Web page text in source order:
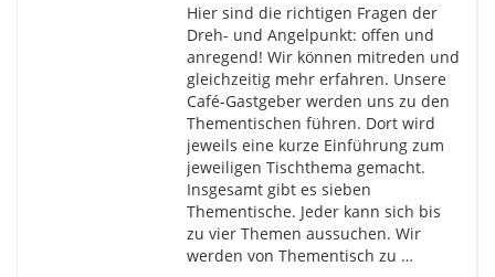
Hier sind die richtigen Fragen der
Dreh- und Angelpunkt: offen und
anregend! Wir können mitreden und
gleichzeitig mehr erfahren. Unsere
Café-Gastgeber werden uns zu den
Thementischen führen. Dort wird
jeweils eine kurze Einführung zum
jeweiligen Tischthema gemacht.
Insgesamt gibt es sieben
Thementische. Jeder kann sich bis
zu vier Themen aussuchen. Wir
werden von Thementisch zu …